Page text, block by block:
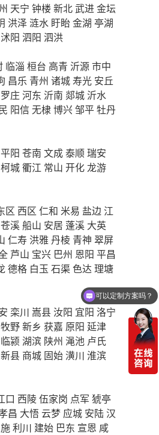
天宁 钟楼 新北武进金坛
洪泽 涟水 盱眙金湖 亭湖
沭阳 泗阳 泗洪
临淄 桓台 高青 沂源市中
昌乐 青州 诸城寿光 安丘
罗庄河东 沂南 郯城 沂水
阳信无棣博兴邹平牡丹
平阳 苍南 文成泰顺瑞安
柯城衢江 常山 开化龙游
区 西区 仁和 米易 盐边 江
苍溪船山 安居 蓬溪 大英
仁寿 洪雅丹棱 青神 翠屏
芦山 宝兴 巴州 恩阳 平昌
德格 白玉 石渠色达 理塘
栾川 嵩县 汝阳 宜阳 洛宁
牧野新乡 获嘉 原阳 延津
临颍 湖滨 陕州 渑池 卢氏
新县 商城 固始潢川 淮滨
口 西陵伍家岗 点军 猇亭
昌 大悟 云梦 应城 安陆汉
利川 建始 巴东 宣恩 咸
你们电话多少
可以定制方案吗？